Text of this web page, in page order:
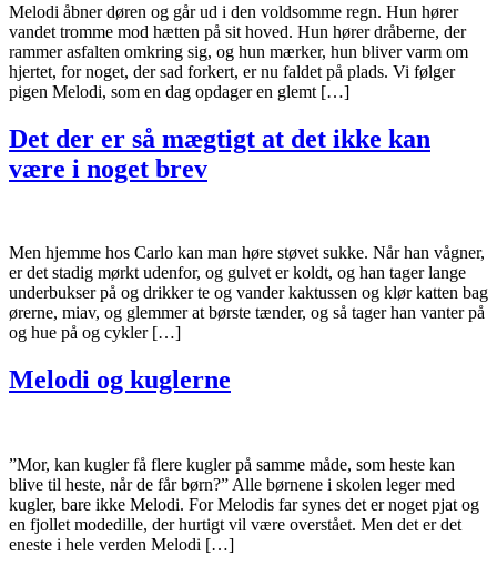
Melodi åbner døren og går ud i den voldsomme regn. Hun hører
vandet tromme mod hætten på sit hoved. Hun hører dråberne, der
rammer asfalten omkring sig, og hun mærker, hun bliver varm om
hjertet, for noget, der sad forkert, er nu faldet på plads. Vi følger
pigen Melodi, som en dag opdager en glemt […]
Det der er så mægtigt at det ikke kan
være i noget brev
Men hjemme hos Carlo kan man høre støvet sukke. Når han vågner,
er det stadig mørkt udenfor, og gulvet er koldt, og han tager lange
underbukser på og drikker te og vander kaktussen og klør katten bag
ørerne, miav, og glemmer at børste tænder, og så tager han vanter på
og hue på og cykler […]
Melodi og kuglerne
”Mor, kan kugler få flere kugler på samme måde, som heste kan
blive til heste, når de får børn?” Alle børnene i skolen leger med
kugler, bare ikke Melodi. For Melodis far synes det er noget pjat og
en fjollet modedille, der hurtigt vil være overstået. Men det er det
eneste i hele verden Melodi […]